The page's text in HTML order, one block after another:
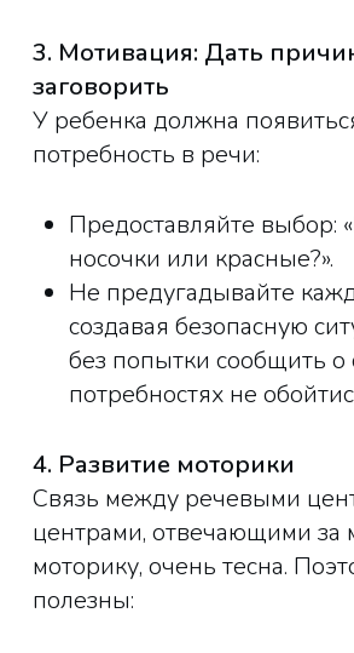
3. Мотивация: Дать
заговорить
У ребенка должна
потребность в речи:
Предоставляйте выбор:
носочки или красные?».
Не предугадывайте
создавая безопасную
без попытки сообщить о
потребностях не
4. Развитие моторики
Связь между речевыми
центрами, отвечающими за
моторику, очень тесна.
полезны: